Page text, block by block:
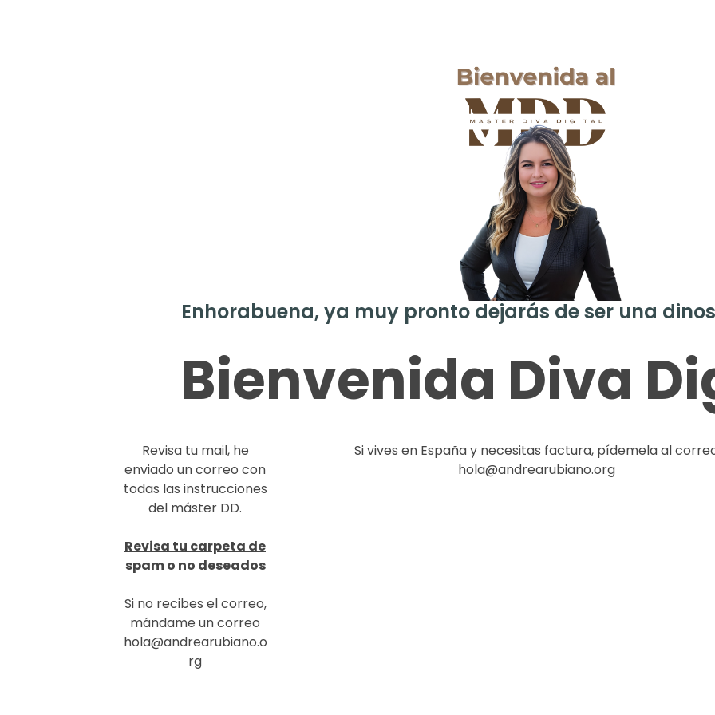
Enhorabuena, ya muy pronto dejarás de ser una
Bienvenida Diva
Revisa tu mail, he
enviado un correo con
todas las instrucciones
del máster DD.
Revisa tu carpeta de
spam o no deseados
Si no recibes el correo,
mándame un correo
hola@andrearubiano.o
rg
Si vives en España y necesitas factura, pídemela al
hola@andrearubiano.org